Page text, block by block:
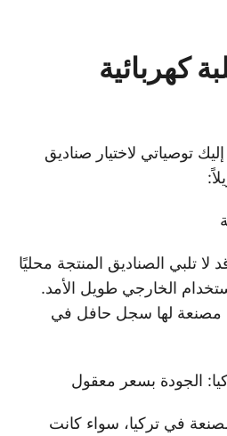
كهربائية
توصياتي لاختيار صناديق
تلبي الصناديق المنتجة محليًا
الخارجي طويل الأمد.
مصنعة لها سجل حافل في
الجودة بسعر معقول
في تركيا، سواء كانت